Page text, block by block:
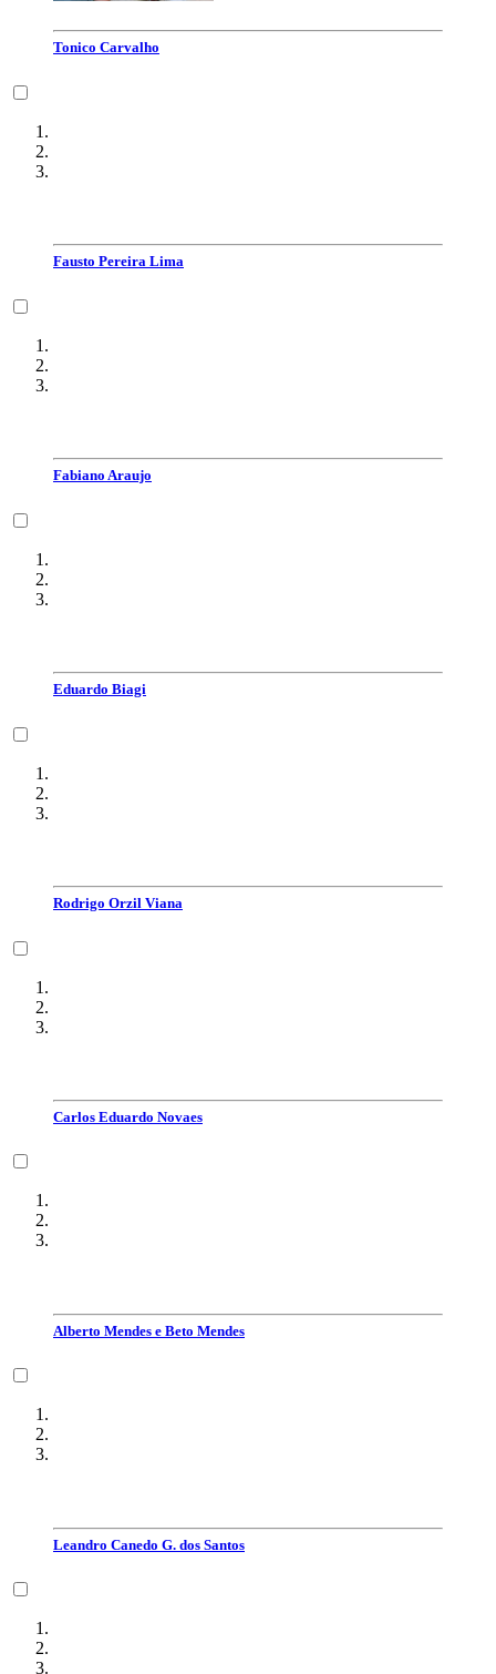
Tonico Carvalho
Fausto Pereira Lima
Fabiano Araujo
Eduardo Biagi
Rodrigo Orzil Viana
Carlos Eduardo Novaes
Alberto Mendes e Beto Mendes
Leandro Canedo G. dos Santos